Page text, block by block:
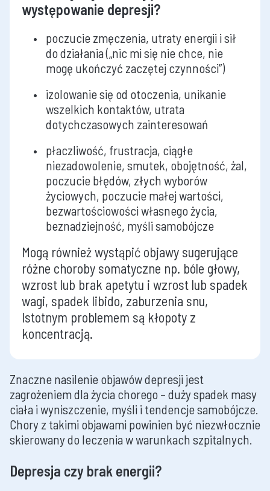
występowanie depresji?
poczucie zmęczenia, utraty energii i sił
do działania („nic mi się nie chce, nie
mogę ukończyć zaczętej czynności”)
izolowanie się od otoczenia, unikanie
wszelkich kontaktów, utrata
dotychczasowych zainteresowań
płaczliwość, frustracja, ciągłe
niezadowolenie, smutek, obojętność, żal,
poczucie błędów, złych wyborów
życiowych, poczucie małej wartości,
bezwartościowości własnego życia,
beznadziejność, myśli samobójcze
Mogą również wystąpić objawy sugerujące
różne choroby somatyczne np. bóle głowy,
wzrost lub brak apetytu i wzrost lub spadek
wagi, spadek libido, zaburzenia snu,
Istotnym problemem są kłopoty z
koncentracją.
Znaczne nasilenie objawów depresji jest
zagrożeniem dla życia chorego – duży spadek masy
ciała i wyniszczenie, myśli i tendencje samobójcze.
Chory z takimi objawami powinien być niezwłocznie
skierowany do leczenia w warunkach szpitalnych.
Depresja czy brak energii?